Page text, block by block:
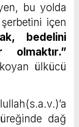
bu yolda
içen
bedelini
olmaktır.”
ülkücü
dağ